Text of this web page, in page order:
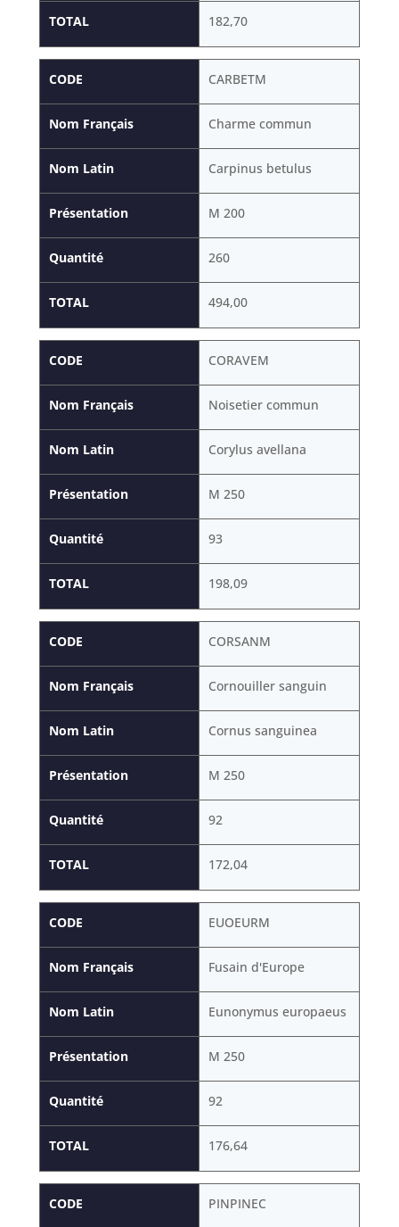
TOTAL 182,70
CODE
Nom Français
Nom Latin
Présentation
Quantité
TOTAL
CARBETM
Charme commun
Carpinus betulus
M 200
260
494,00
CODE
Nom Français
Nom Latin
Présentation
Quantité
TOTAL
CORAVEM
Noisetier commun
Corylus avellana
M 250
93
198,09
CODE
Nom Français
Nom Latin
Présentation
Quantité
TOTAL
CORSANM
Cornouiller sanguin
Cornus sanguinea
M 250
92
172,04
CODE
Nom Français
Nom Latin
Présentation
Quantité
TOTAL
EUOEURM
Fusain d'Europe
Eunonymus europaeus
M 250
92
176,64
CODE PINPINEC